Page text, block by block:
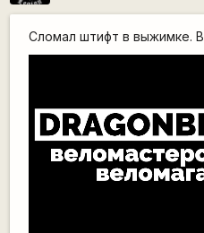
Сломал штифт в выжимке.